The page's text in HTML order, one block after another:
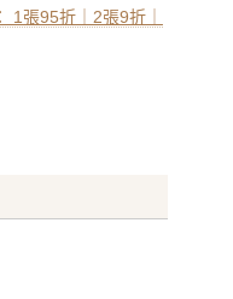
1張95折｜2張9折｜